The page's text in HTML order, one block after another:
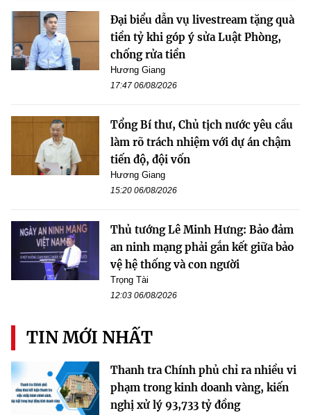
Đại biểu dẫn vụ livestream tặng quà
tiền tỷ khi góp ý sửa Luật Phòng,
chống rửa tiền
Hương Giang
17:47 06/08/2026
Tổng Bí thư, Chủ tịch nước yêu cầu
làm rõ trách nhiệm với dự án chậm
tiến độ, đội vốn
Hương Giang
15:20 06/08/2026
Thủ tướng Lê Minh Hưng: Bảo đảm
an ninh mạng phải gắn kết giữa bảo
vệ hệ thống và con người
Trọng Tài
12:03 06/08/2026
TIN MỚI NHẤT
Thanh tra Chính phủ chỉ ra nhiều vi
phạm trong kinh doanh vàng, kiến
nghị xử lý 93,733 tỷ đồng